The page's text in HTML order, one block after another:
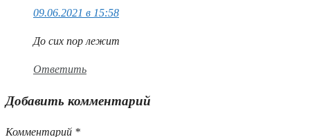
09.06.2021 в 15:58
До сих пор лежит
Ответить
Добавить комментарий
Комментарий *